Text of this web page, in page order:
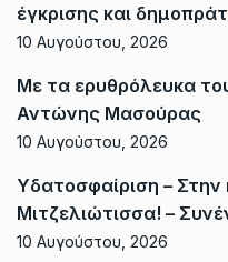
έγκρισης και
10 Αυγούστου, 2026
Με τα ερυθρόλευκα
Αντώνης Μασούρας
10 Αυγούστου, 2026
Υδατοσφαίριση –
Μιτζελιώτισσα! –
10 Αυγούστου, 2026